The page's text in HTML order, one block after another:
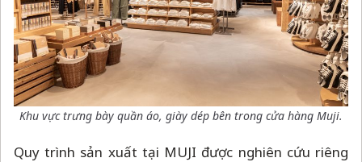
Khu vực trưng bày quần áo, giày dép bên trong cửa hàng Muji.
Quy trình sản xuất tại MUJI được nghiên cứu riêng